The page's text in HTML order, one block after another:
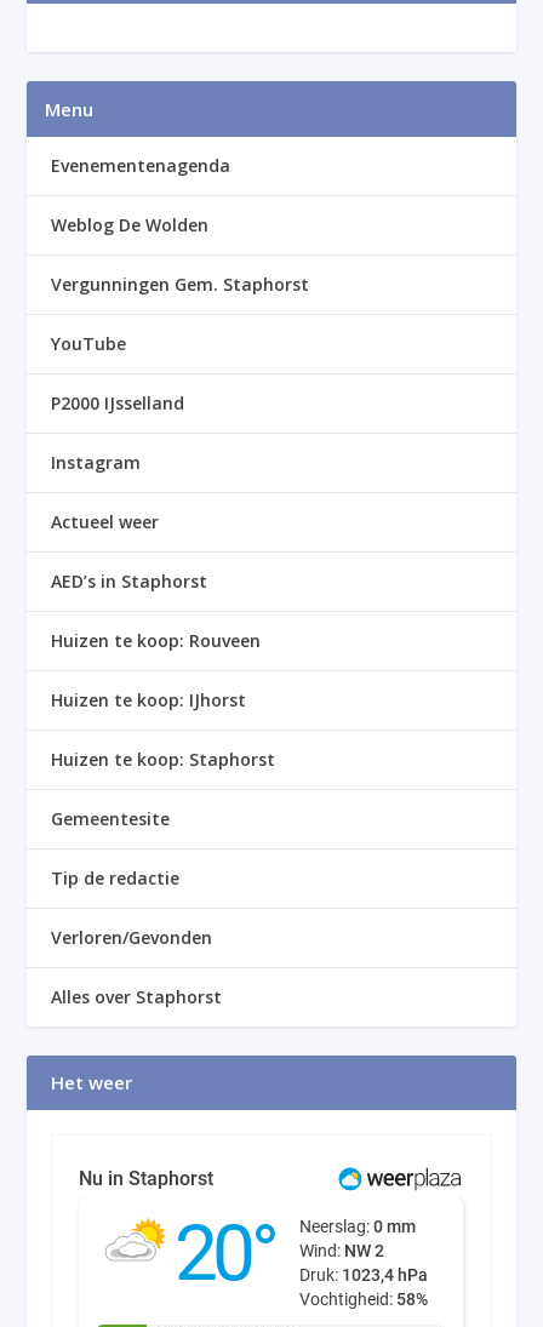
Menu
Evenementenagenda
Weblog De Wolden
Vergunningen Gem. Staphorst
YouTube
P2000 IJsselland
Instagram
Actueel weer
AED’s in Staphorst
Huizen te koop: Rouveen
Huizen te koop: IJhorst
Huizen te koop: Staphorst
Gemeentesite
Tip de redactie
Verloren/Gevonden
Alles over Staphorst
Het weer